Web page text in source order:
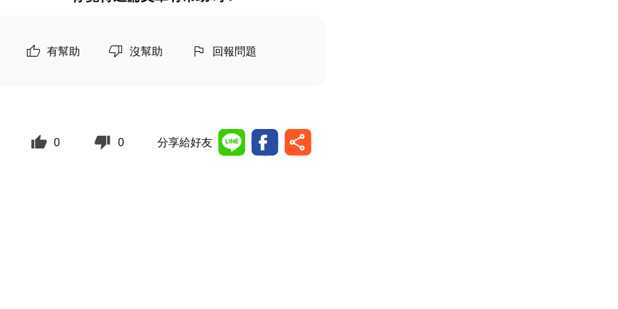
有幫助 沒幫助 回報問題
0 0 分享給好友